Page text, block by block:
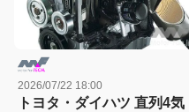
2026/07/22 18:00
トヨタ・ダイハツ 直列4気